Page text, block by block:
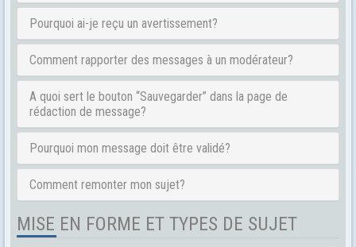
Pourquoi ai-je reçu un avertissement?
Comment rapporter des messages à un modérateur?
A quoi sert le bouton “Sauvegarder” dans la page de
rédaction de message?
Pourquoi mon message doit être validé?
Comment remonter mon sujet?
MISE EN FORME ET TYPES DE SUJET